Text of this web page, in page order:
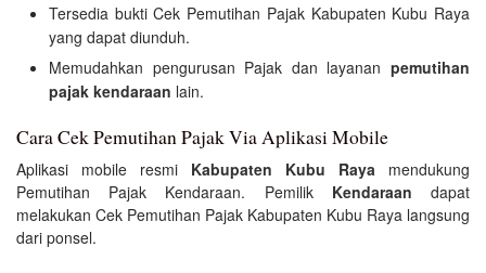
Tersedia bukti Cek Pemutihan Pajak Kabupaten Kubu Raya
yang dapat diunduh.
Memudahkan pengurusan Pajak dan layanan pemutihan
pajak kendaraan lain.
Cara Cek Pemutihan Pajak Via Aplikasi Mobile
Aplikasi mobile resmi Kabupaten Kubu Raya mendukung
Pemutihan Pajak Kendaraan. Pemilik Kendaraan dapat
melakukan Cek Pemutihan Pajak Kabupaten Kubu Raya langsung
dari ponsel.